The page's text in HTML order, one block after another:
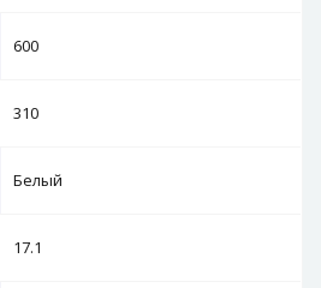
600
310
Белый
17.1